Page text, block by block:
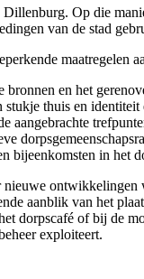
Op die
van de stad
maatregelen
en het
thuis en
aangebrachte
bijeenkomsten in het
aanblik van het
dorpscafé of bij de
exploiteert.